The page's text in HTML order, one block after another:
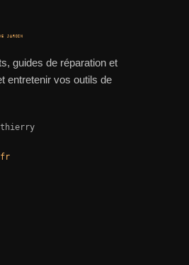
JARDIN
guides de réparation et
entretenir vos outils de